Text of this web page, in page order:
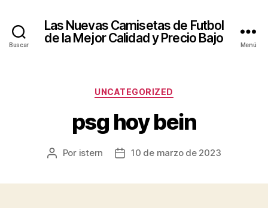
Buscar
Las Nuevas Camisetas de Futbol
de la Mejor Calidad y Precio Bajo
Menú
Categorías
UNCATEGORIZED
psg hoy bein
Autor
Por istern
Fecha10 de marzo de 2023